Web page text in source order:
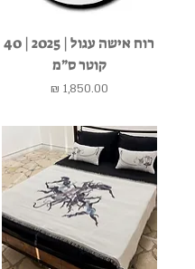
רוח אישה עגול | 2025 | 40
קוטר ס״מ
מחיר